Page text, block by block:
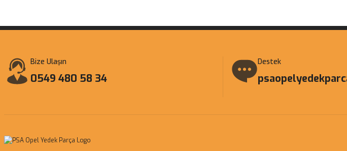
Bize Ulaşın
0549 480 58 34
Destek